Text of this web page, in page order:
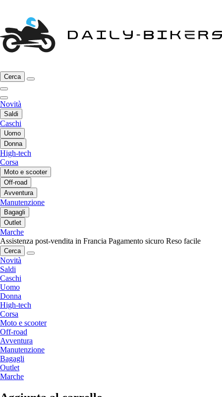
Cerca
Novità
Saldi
Caschi
Uomo
Donna
High-tech
Corsa
Moto e scooter
Off-road
Avventura
Manutenzione
Bagagli
Outlet
Marche
Assistenza post-vendita in Francia Pagamento sicuro Reso facile
Cerca
Novità
Saldi
Caschi
Uomo
Donna
High-tech
Corsa
Moto e scooter
Off-road
Avventura
Manutenzione
Bagagli
Outlet
Marche